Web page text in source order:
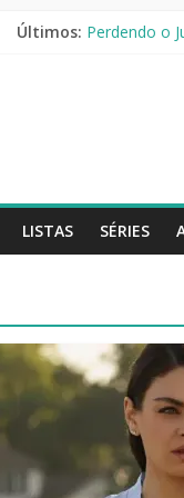
Últimos: Perdendo o
LISTAS SÉRIES